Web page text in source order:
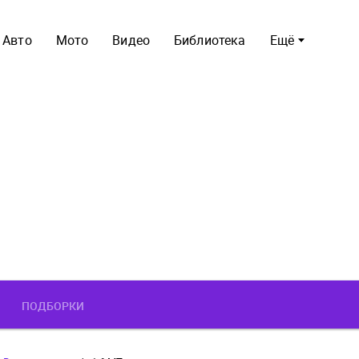
Ещё
Авто Мото Видео Библиотека
ПОДБОРКИ